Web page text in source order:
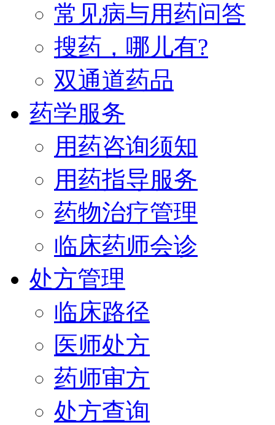
常见病与用药问答
搜药，哪儿有?
双通道药品
药学服务
用药咨询须知
用药指导服务
药物治疗管理
临床药师会诊
处方管理
临床路径
医师处方
药师审方
处方查询